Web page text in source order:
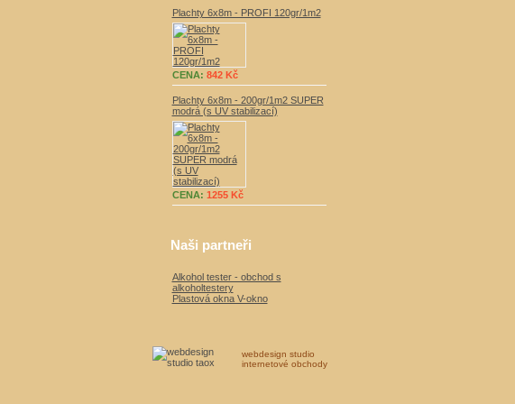
Plachty 6x8m - PROFI 120gr/1m2
CENA: 842 Kč
Plachty 6x8m - 200gr/1m2 SUPER
modrá (s UV stabilizací)
CENA: 1255 Kč
Naši partneři
Alkohol tester - obchod s
alkoholtestery
Plastová okna V-okno
webdesign studio
internetové obchody